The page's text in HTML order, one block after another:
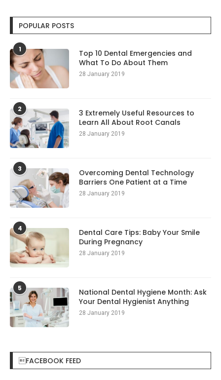
POPULAR POSTS
1
Top 10 Dental Emergencies and
What To Do About Them
28 January 2019
2
3 Extremely Useful Resources to
Learn All About Root Canals
28 January 2019
3
Overcoming Dental Technology
Barriers One Patient at a Time
28 January 2019
4
Dental Care Tips: Baby Your Smile
During Pregnancy
28 January 2019
5
National Dental Hygiene Month: Ask
Your Dental Hygienist Anything
28 January 2019
FACEBOOK FEED